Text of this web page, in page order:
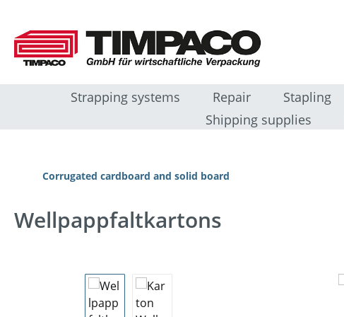
Strapping systems Repair Stapling
Shipping supplies
Corrugated cardboard and solid board
Wellpappfaltkartons
Ignorer la galerie d'images